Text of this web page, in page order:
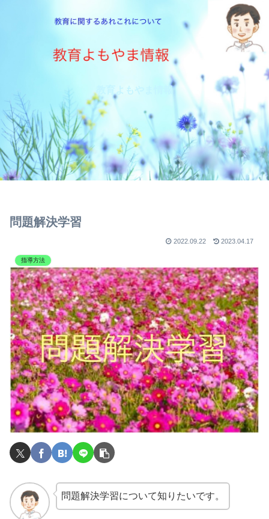
教育よもやま情報
問題解決学習
2022.09.22 2023.04.17
指導方法
問題解決学習について知りたいです。